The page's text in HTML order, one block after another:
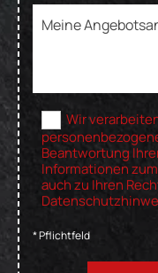
Wir
Beantwortung
Informationen
auch zu Ihren
* Pflichtfeld